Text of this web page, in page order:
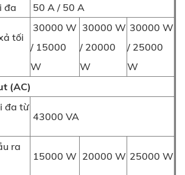
đa
50 A / 50 A
tối
30000 W
/ 15000
W
30000 W
/ 20000
W
30000 W
/ 25000
W
(AC)
đa từ
43000 VA
ra
15000 W 20000 W 25000 W